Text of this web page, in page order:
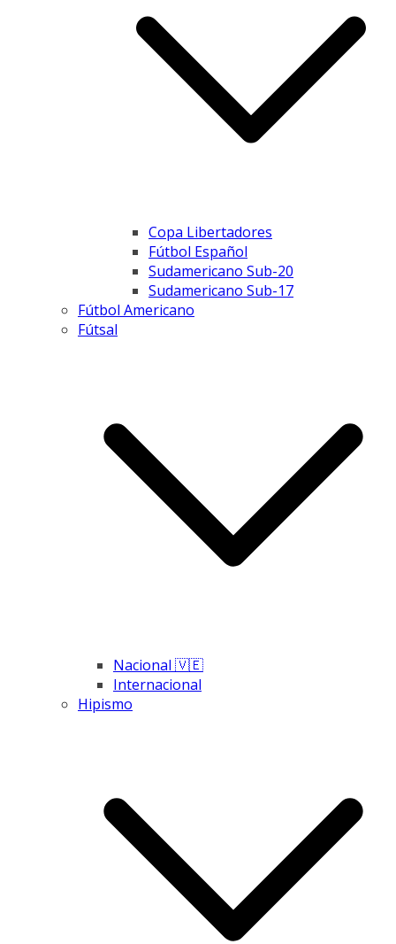
Copa Libertadores
Fútbol Español
Sudamericano Sub-20
Sudamericano Sub-17
Fútbol Americano
Fútsal
Nacional 🇻🇪
Internacional
Hipismo